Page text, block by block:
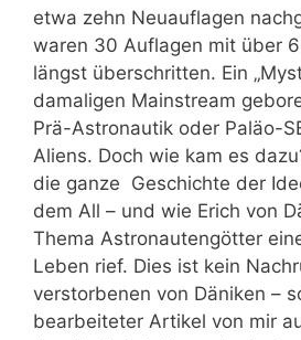
etwa zehn Neuauflagen
waren 30 Auflagen mit über
längst überschritten. Ein
damaligen Mainstream
Prä-Astronautik oder Paläo-
Aliens. Doch wie kam es
die ganze Geschichte der
dem All – und wie Erich von
Thema Astronautengötter
Leben rief. Dies ist kein
verstorbenen von Däniken –
bearbeiteter Artikel von mir